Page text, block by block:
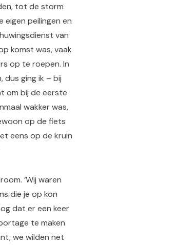
tot de storm
eigen peilingen en
van
komst was, vaak
op te roepen. In
dus ging ik – bij
om bij de eerste
wakker was,
op de fiets
eens op de kruin
‘Wij waren
die je op kon
dat er een keer
te maken
we wilden net